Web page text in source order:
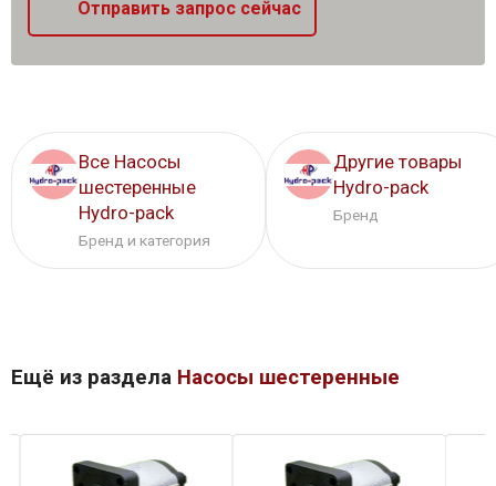
Отправить запрос сейчас
Все Насосы
шестеренные
Hydro-pack
Бренд и категория
Другие товары
Hydro-pack
Бренд
Ещё из раздела Насосы шестеренные